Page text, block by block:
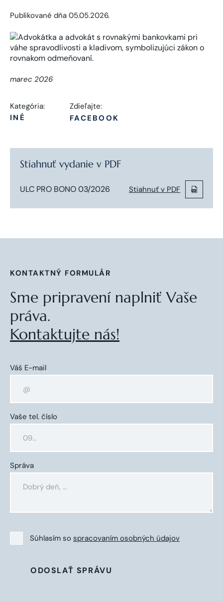
Publikované dňa 05.05.2026.
marec 2026
Kategória:
INÉ
Zdieľajte:
FACEBOOK
Stiahnuť vydanie v PDF
ULC PRO BONO 03/2026 Stiahnuť v PDF
KONTAKTNÝ FORMULÁR
Sme pripravení naplniť Vaše
práva.
Kontaktujte nás!
Váš E-mail
Vaše tel. číslo
Správa
Súhlasím so spracovaním osobných údajov
ODOSLAŤ SPRÁVU